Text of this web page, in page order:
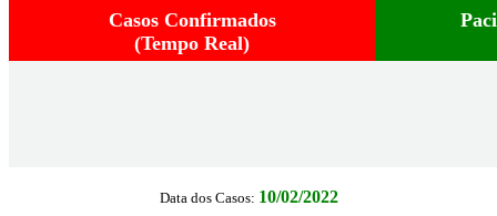
Casos Confirmados
(Tempo Real)
Data dos Casos: 10/02/2022